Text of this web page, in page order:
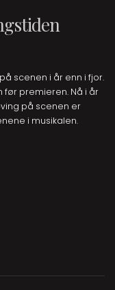
scenen i år enn i fjor.
før premieren. Nå i år
på scenen er
i musikalen.